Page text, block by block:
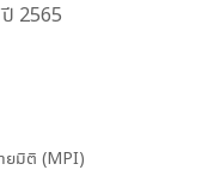
2565
ยมิติ (MPI)